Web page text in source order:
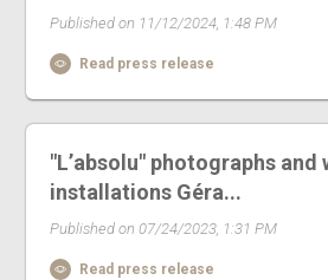
Published on 11/12/2024, 1:48 PM
Read press release
"L’absolu" photographs and
installations Géra...
Published on 07/24/2023, 1:31 PM
Read press release